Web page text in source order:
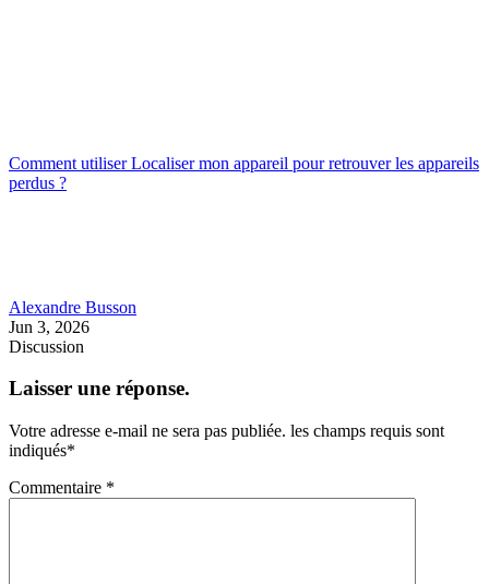
Comment utiliser Localiser mon appareil pour retrouver les appareils
perdus ?
Alexandre Busson
Jun 3, 2026
Discussion
Laisser une réponse.
Votre adresse e-mail ne sera pas publiée. les champs requis sont
indiqués*
Commentaire *